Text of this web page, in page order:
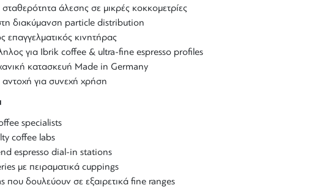
άλεσης σε μικρές κοκκομετρίες
διακύμανση particle distribution
επαγγελματικός κινητήρας
για Ibrik coffee & ultra-fine espresso profiles
κατασκευή Made in Germany
για συνεχή χρήση
specialists
coffee labs
espresso dial-in stations
με πειραματικά cuppings
που δουλεύουν σε εξαιρετικά fine ranges